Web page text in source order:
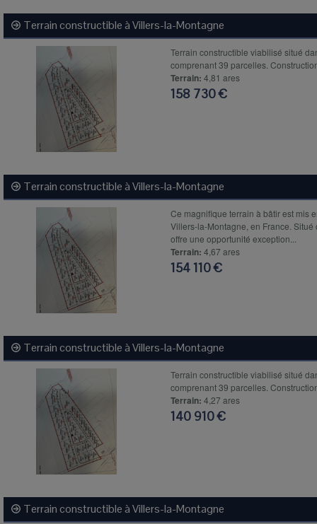
Terrain constructible àVillers-la-Montagne
Terrain constructible viabilisé situé
comprenant 39 parcelles.
Terrain: 4,81 ares
158 730 €
Terrain constructible àVillers-la-Montagne
Ce magnifique terrain à bâtir est mis
Villers-la-Montagne, en France.
offre une opportunité exception...
Terrain: 4,67 ares
154 110 €
Terrain constructible àVillers-la-Montagne
Terrain constructible viabilisé situé
comprenant 39 parcelles.
Terrain: 4,27 ares
140 910 €
Terrain constructible àVillers-la-Montagne